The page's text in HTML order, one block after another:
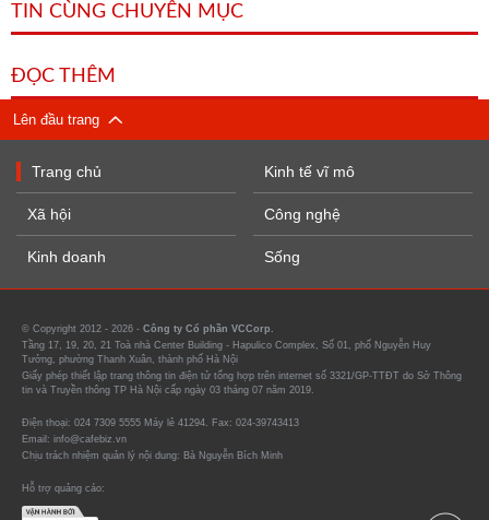
TIN CÙNG CHUYÊN MỤC
ĐỌC THÊM
Lên đầu trang
Trang chủ
Xã hội
Kinh doanh
Kinh tế vĩ mô
Công nghệ
Sống
© Copyright 2012 - 2026 - Công ty Cổ phần VCCorp.
Tầng 17, 19, 20, 21 Toà nhà Center Building - Hapulico Complex, Số 01, phố Nguyễn Huy
Tưởng, phường Thanh Xuân, thành phố Hà Nội
Giấy phép thiết lập trang thông tin điện tử tổng hợp trên internet số 3321/GP-TTĐT do Sở Thông
tin và Truyền thông TP Hà Nội cấp ngày 03 tháng 07 năm 2019.
Điện thoại: 024 7309 5555 Máy lẻ 41294. Fax: 024-39743413
Email: info@cafebiz.vn
Chịu trách nhiệm quản lý nội dung: Bà Nguyễn Bích Minh
Hỗ trợ quảng cáo: